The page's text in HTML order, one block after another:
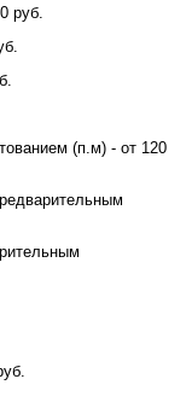
руб.
(п.м) - от 120